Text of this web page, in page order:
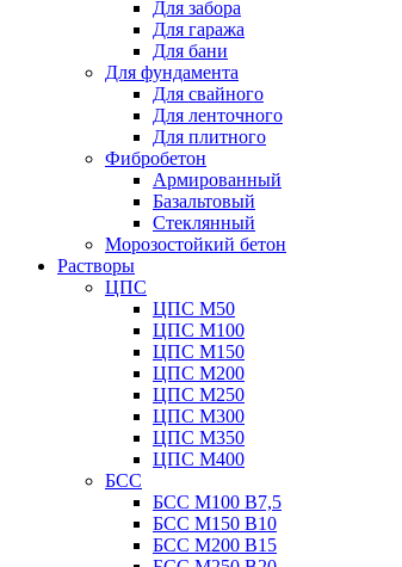
Для забора
Для гаража
Для бани
Для фундамента
Для свайного
Для ленточного
Для плитного
Фибробетон
Армированный
Базальтовый
Стеклянный
Морозостойкий бетон
Растворы
ЦПС
ЦПС М50
ЦПС М100
ЦПС М150
ЦПС М200
ЦПС М250
ЦПС М300
ЦПС М350
ЦПС М400
БСС
БСС М100 B7,5
БСС М150 B10
БСС М200 B15